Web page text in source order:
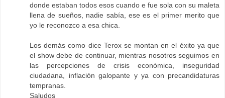
donde estaban todos esos cuando e fue sola con su maleta
llena de sueños, nadie sabía, ese es el primer merito que
yo le reconozco a esa chica.
Los demás como dice Terox se montan en el éxito ya que
el show debe de continuar, mientras nosotros seguimos en
las percepciones de crisis económica, inseguridad
ciudadana, inflación galopante y ya con precandidaturas
tempranas.
Saludos